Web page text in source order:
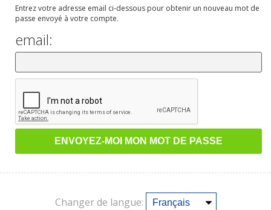
Entrez votre adresse email ci-dessous pour obtenir un nouveau mot de
passe envoyé à votre compte.
email:
Changer de langue: